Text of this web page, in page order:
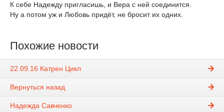
К себе Надежду пригласишь, и Вера с ней соединится.
Ну а потом уж и Любовь придёт, не бросит их одних.
Похожие новости
22.09.16 Катрен Цикл
Вернуться назад
Надежда Савченко